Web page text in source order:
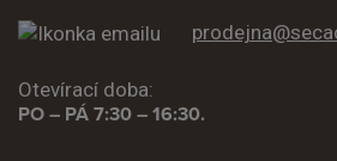
Otevírací doba:
PO – PÁ 7:30 – 16:30.